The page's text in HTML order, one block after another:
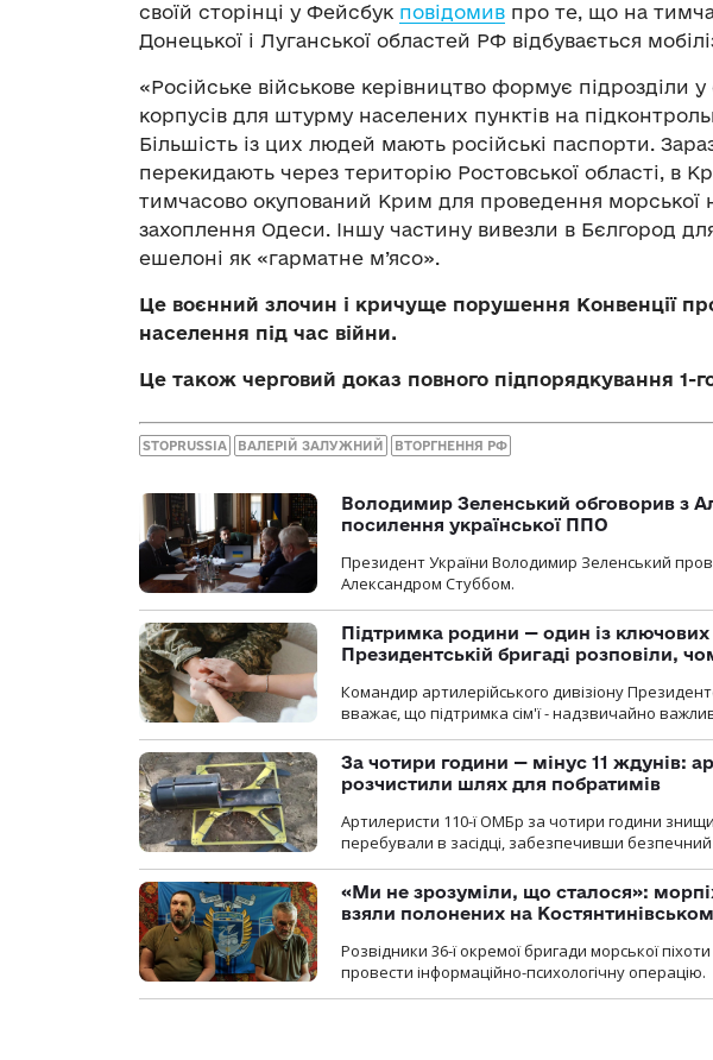
своїй сторінці у Фейсбук повідомив про те, що на
Донецької і Луганської областей РФ відбувається
«Російське військове керівництво формує підрозділи у
корпусів для штурму населених пунктів на
Більшість із цих людей мають російські паспорти.
перекидають через територію Ростовської області, в
тимчасово окупований Крим для проведення морської
захоплення Одеси. Іншу частину вивезли в Бєлгород
ешелоні як «гарматне м’ясо».
Це воєнний злочин і кричуще порушення Конвенції
населення під час війни.
Це також черговий доказ повного підпорядкування 1-
STOPRUSSIA ВАЛЕРІЙ ЗАЛУЖНИЙ ВТОРГНЕННЯ РФ
Володимир Зеленський обговорив з
посилення української ППО
Президент України Володимир Зеленський
Александром Стуббом.
Підтримка родини — один із ключових
Президентській бригаді розповіли,
Командир артилерійського дивізіону
вважає, що підтримка сім'ї - надзвичайно
За чотири години — мінус 11 ждунів:
розчистили шлях для побратимів
Артилеристи 110-ї ОМБр за чотири години
перебували в засідці, забезпечивши безпечний
«Ми не зрозуміли, що сталося»:
взяли полонених на
Розвідники 36-ї окремої бригади морської
провести інформаційно-психологічну операцію.